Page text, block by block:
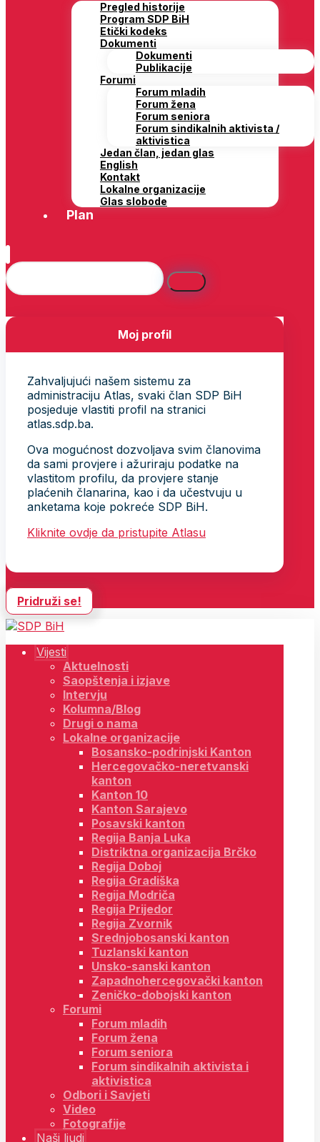
Pregled historije
Program SDP BiH
Etički kodeks
Dokumenti
Dokumenti
Publikacije
Forumi
Forum mladih
Forum žena
Forum seniora
Forum sindikalnih aktivista /
aktivistica
Jedan član, jedan glas
English
Kontakt
Lokalne organizacije
Glas slobode
Plan
Moj profil
Zahvaljujući našem sistemu za
administraciju Atlas, svaki član SDP BiH
posjeduje vlastiti profil na stranici
atlas.sdp.ba.
Ova mogućnost dozvoljava svim članovima
da sami provjere i ažuriraju podatke na
vlastitom profilu, da provjere stanje
plaćenih članarina, kao i da učestvuju u
anketama koje pokreće SDP BiH.
Kliknite ovdje da pristupite Atlasu
Pridruži se!
Vijesti
Aktuelnosti
Saopštenja i izjave
Intervju
Kolumna/Blog
Drugi o nama
Lokalne organizacije
Bosansko-podrinjski Kanton
Hercegovačko-neretvanski
kanton
Kanton 10
Kanton Sarajevo
Posavski kanton
Regija Banja Luka
Distriktna organizacija Brčko
Regija Doboj
Regija Gradiška
Regija Modriča
Regija Prijedor
Regija Zvornik
Srednjobosanski kanton
Tuzlanski kanton
Unsko-sanski kanton
Zapadnohercegovački kanton
Zeničko-dobojski kanton
Forumi
Forum mladih
Forum žena
Forum seniora
Forum sindikalnih aktivista i
aktivistica
Odbori i Savjeti
Video
Fotografije
Naši ljudi